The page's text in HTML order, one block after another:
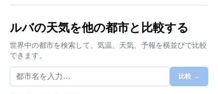
ケッペンの気候区分では熱帯モンスーン気候（Am）に
から10月にかけてで、特に7月と8月はスコールが頻発
し、月間降水量は300ミリを超えることも珍しくな
い。一方、11月から4月の乾期は比較的雨が少なく、晴
れ間が広がる。年間を通して気温は25～30度で安定し
ており、季節変化は乏しい。湿度は常に高いため、速
乾性のある薄手の綿素材や通気性の良い服装が適して
ルバの天気を他の都市と比較する
世界中の都市を検索して、気温、天気、予報を横並びで比較
できます。
比較 →